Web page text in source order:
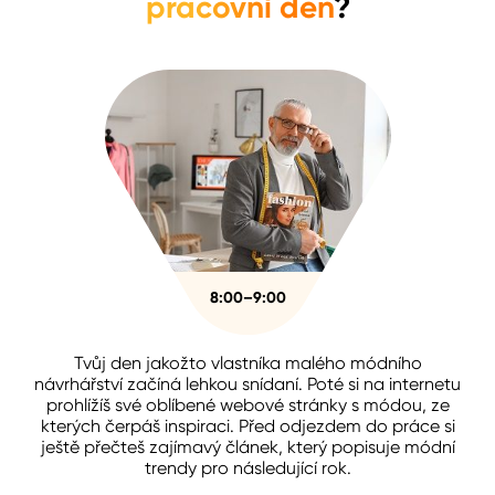
8:00–9:00
Tvůj den jakožto vlastníka malého módního
návrhářství začíná lehkou snídaní. Poté si na internetu
prohlížíš své oblíbené webové stránky s módou, ze
kterých čerpáš inspiraci. Před odjezdem do práce si
ještě přečteš zajímavý článek, který popisuje módní
trendy pro následující rok.